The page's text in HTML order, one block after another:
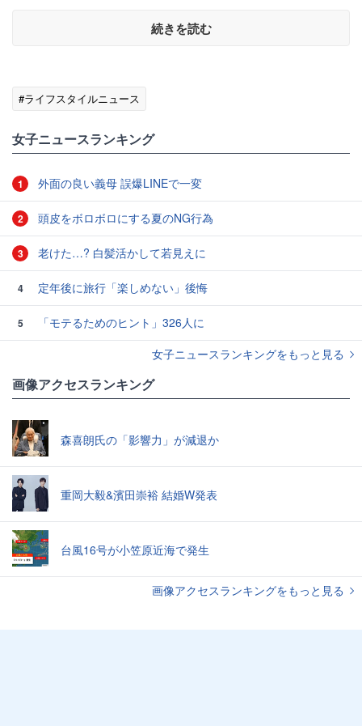
続きを読む
#ライフスタイルニュース
女子ニュースランキング
1 外面の良い義母 誤爆LINEで一変
2 頭皮をボロボロにする夏のNG行為
3 老けた…? 白髪活かして若見えに
4 定年後に旅行「楽しめない」後悔
5
「モテるためのヒント」326人に
女子ニュースランキングをもっと見る
画像アクセスランキング
森喜朗氏の「影響力」が減退か
重岡大毅&濱田崇裕 結婚W発表
台風16号が小笠原近海で発生
画像アクセスランキングをもっと見る